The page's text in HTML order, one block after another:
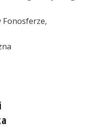
Fonosferze,